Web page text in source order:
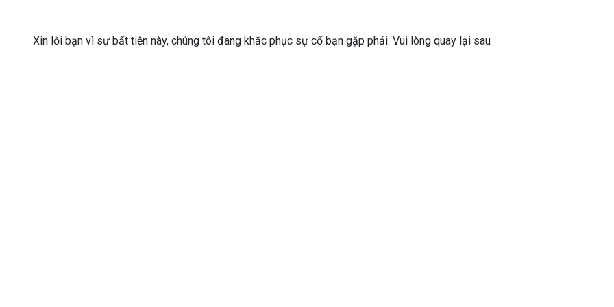
Xin lỗi bạn vì sự bất tiện này, chúng tôi đang khắc phục sự cố bạn gặp phải. Vui lòng quay lại sau